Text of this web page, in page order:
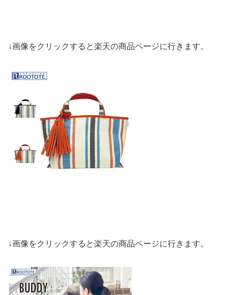
↓画像をクリックすると楽天の商品ページに行きます。
↓画像をクリックすると楽天の商品ページに行きます。